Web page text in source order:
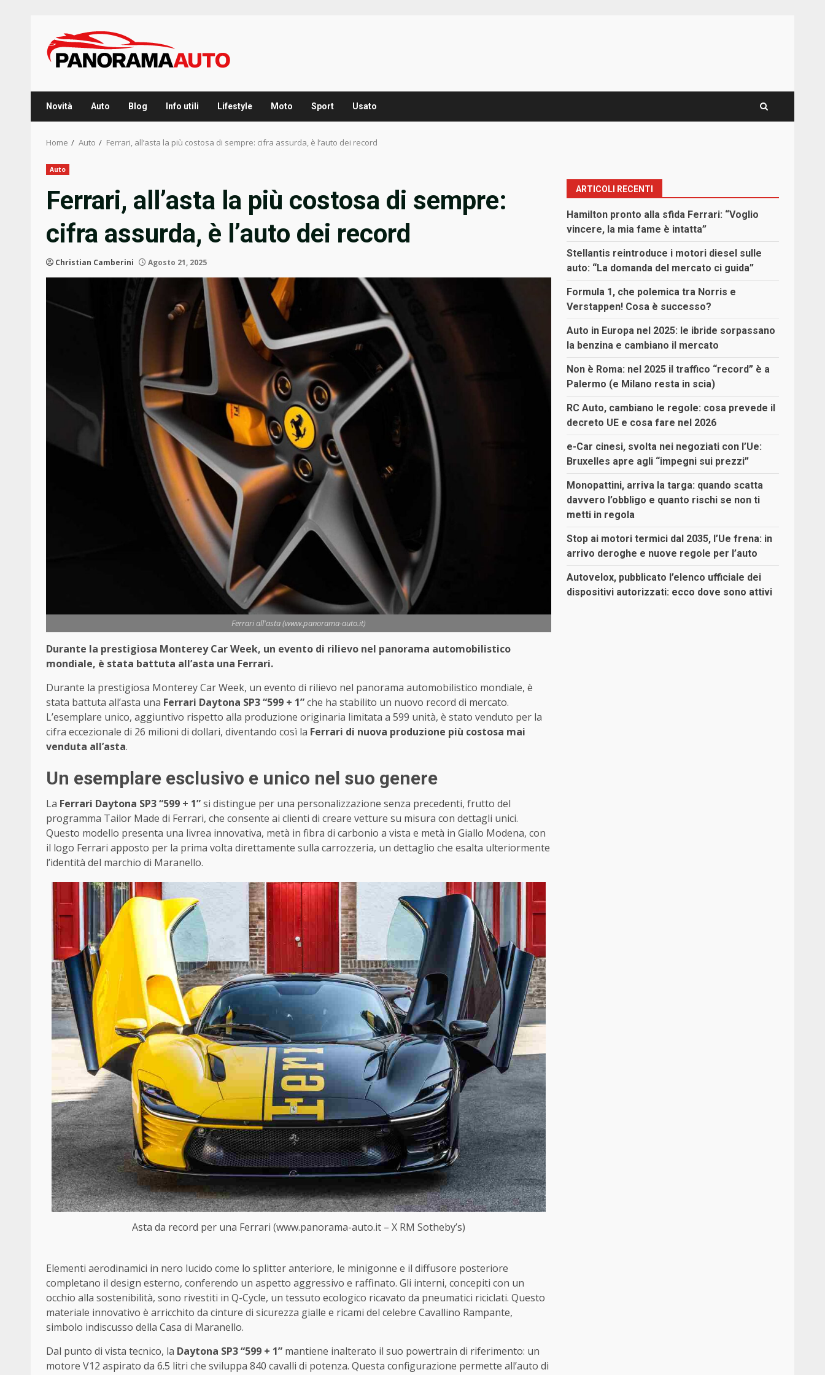
content
Novità Auto Blog Info utili Lifestyle Moto Sport Usato
Home Auto Ferrari, all’asta la più costosa di sempre: cifra assurda, è l’auto dei record
Auto
Ferrari, all’asta la più costosa di sempre:
cifra assurda, è l’auto dei record
Christian Camberini Agosto 21, 2025
Ferrari all'asta (www.panorama-auto.it)
Durante la prestigiosa Monterey Car Week, un evento di rilievo nel panorama automobilistico
mondiale, è stata battuta all’asta una Ferrari.
Durante la prestigiosa Monterey Car Week, un evento di rilievo nel panorama automobilistico mondiale, è
stata battuta all’asta una Ferrari Daytona SP3 “599 + 1”che ha stabilito un nuovo record di mercato.
L’esemplare unico, aggiuntivo rispetto alla produzione originaria limitata a 599 unità, è stato venduto per la
cifra eccezionale di 26 milioni di dollari, diventando così la Ferrari di nuova produzione più costosa mai
venduta all’asta.
Un esemplare esclusivo e unico nel suo genere
La Ferrari Daytona SP3 “599 + 1”si distingue per una personalizzazione senza precedenti, frutto del
programma Tailor Made di Ferrari, che consente ai clienti di creare vetture su misura con dettagli unici.
Questo modello presenta una livrea innovativa, metà in fibra di carbonio a vista e metà in Giallo Modena, con
il logo Ferrari apposto per la prima volta direttamente sulla carrozzeria, un dettaglio che esalta ulteriormente
l’identità del marchio di Maranello.
Asta da record per una Ferrari (www.panorama-auto.it – X RM Sotheby’s)
Elementi aerodinamici in nero lucido come lo splitter anteriore, le minigonne e il diffusore posteriore
completano il design esterno, conferendo un aspetto aggressivo e raffinato. Gli interni, concepiti con un
occhio alla sostenibilità, sono rivestiti in Q-Cycle, un tessuto ecologico ricavato da pneumatici riciclati. Questo
materiale innovativo è arricchito da cinture di sicurezza gialle e ricami del celebre Cavallino Rampante,
simbolo indiscusso della Casa di Maranello.
Dal punto di vista tecnico, la Daytona SP3 “599 + 1” mantiene inalterato il suo powertrain di riferimento: un
motore V12 aspirato da 6.5 litri che sviluppa 840 cavalli di potenza. Questa configurazione permette all’auto di
ARTICOLI RECENTI
Hamilton pronto alla sfida Ferrari: “Voglio
vincere, la mia fame è intatta”
Stellantis reintroduce i motori diesel sulle
auto: “La domanda del mercato ci guida”
Formula 1, che polemica tra Norris e
Verstappen! Cosa è successo?
Auto in Europa nel 2025: le ibride sorpassano
la benzina e cambiano il mercato
Non è Roma: nel 2025 il traffico “record” è a
Palermo (e Milano resta in scia)
RC Auto, cambiano le regole: cosa prevede il
decreto UE e cosa fare nel 2026
e-Car cinesi, svolta nei negoziati con l’Ue:
Bruxelles apre agli “impegni sui prezzi”
Monopattini, arriva la targa: quando scatta
davvero l’obbligo e quanto rischi se non ti
metti in regola
Stop ai motori termici dal 2035, l’Ue frena: in
arrivo deroghe e nuove regole per l’auto
Autovelox, pubblicato l’elenco ufficiale dei
dispositivi autorizzati: ecco dove sono attivi